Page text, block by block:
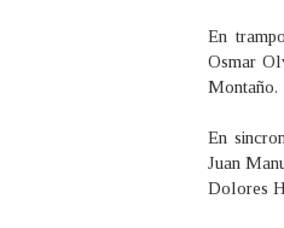
En
Osmar
Montaño.
En
Juan
Dolores